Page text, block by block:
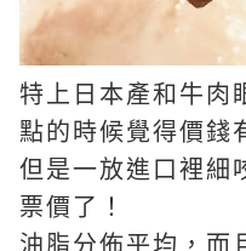
特上日本產和牛肉
點的時候覺得價錢
但是一放進口裡細
票價了！
油脂分佈平均，而